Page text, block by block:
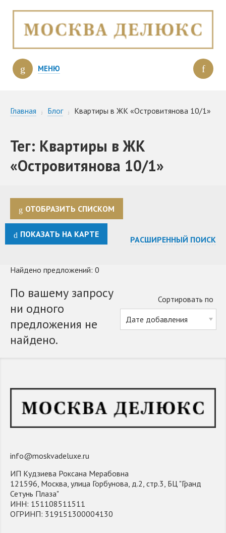
МЕНЮ
Главная Блог Квартиры в ЖК «Островитянова 10/1»
Тег: Квартиры в ЖК
«Островитянова 10/1»
ОТОБРАЗИТЬ СПИСКОМ
ПОКАЗАТЬ НА КАРТЕ
РАСШИРЕННЫЙ ПОИСК
Найдено предложений: 0
Сортировать по
По вашему запросу
ни одного
предложения не
найдено.
info@moskvadeluxe.ru
ИП Кудзиева Роксана Мерабовна
121596, Москва, улица Горбунова, д.2, стр.3, БЦ "Гранд
Сетунь Плаза"
ИНН: 151108511511
ОГРИНП: 319151300004130